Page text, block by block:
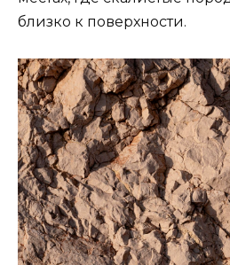
близко к поверхности.